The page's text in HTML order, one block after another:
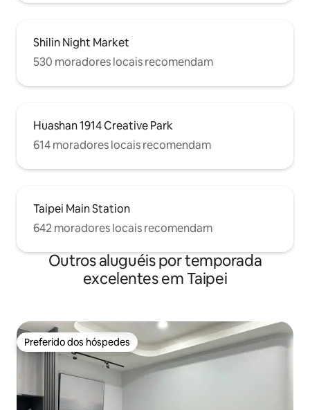
Shilin Night Market
530 moradores locais recomendam
Huashan 1914 Creative Park
614 moradores locais recomendam
Taipei Main Station
642 moradores locais recomendam
Outros aluguéis por temporada
excelentes em Taipei
Preferido dos hóspedes
Preferido dos hóspedes